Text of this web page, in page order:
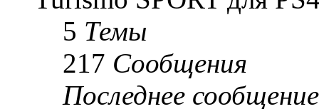
5 Темы
217 Сообщения
Последнее сообщение